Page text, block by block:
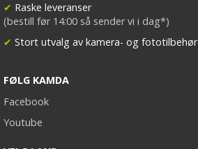
✔ Raske leveranser
(bestill før 14:00 så sender vi i dag*)
✔ Stort utvalg av kamera- og fototilbehør
FØLG KAMDA
Facebook
Youtube